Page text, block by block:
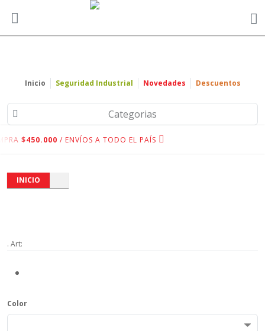
Inicio Seguridad Industrial Novedades Descuentos
Categorias
$450.000 / ENVÍOS A TODO EL PAÍS
INICIO
. Art:
Color